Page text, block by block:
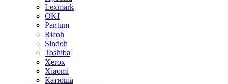
Lexmark
OKI
Pantum
Ricoh
Sindoh
Toshiba
Xerox
Xiaomi
Катюша